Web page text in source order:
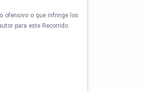
ofensivo o que infringe los
para este Recorrido.